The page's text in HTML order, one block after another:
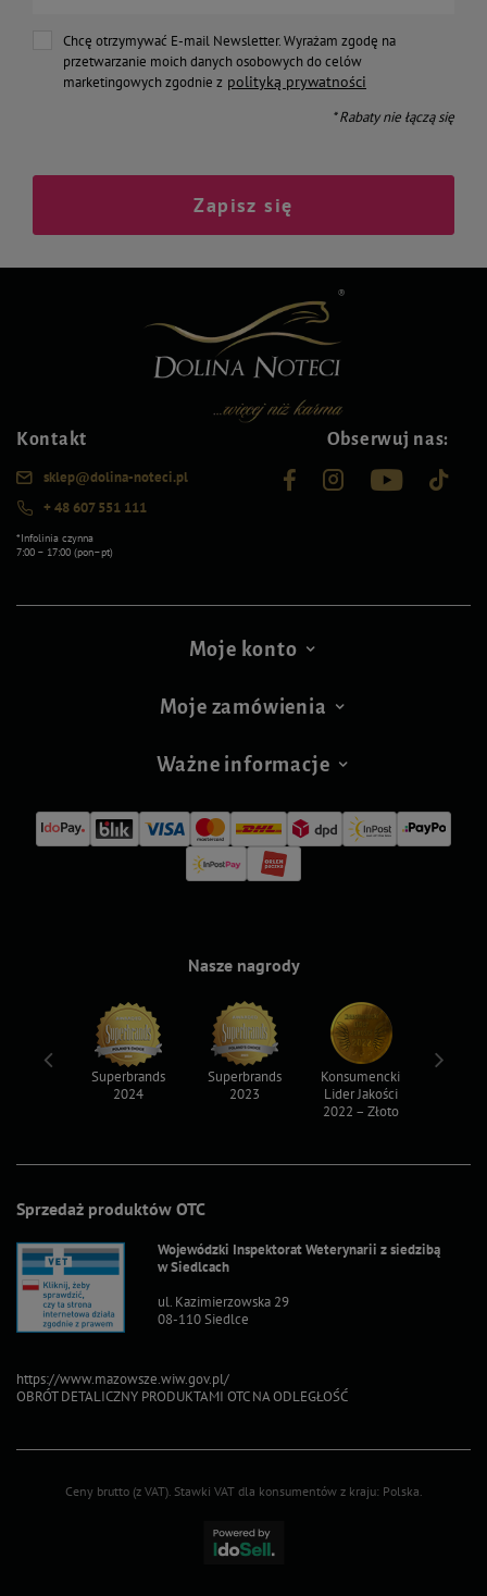
Chcę otrzymywać E-mail Newsletter. Wyrażam zgodę na
przetwarzanie moich danych osobowych do celów
marketingowych zgodnie z polityką prywatności
* Rabaty nie łączą się
Zapisz się
Kontakt
sklep@dolina-noteci.pl
+ 48 607 551 111
*Infolinia czynna
7:00 – 17:00 (pon–pt)
Obserwuj nas:
Moje konto
Moje zamówienia
Ważne informacje
Sprzedaż produktów OTC
Wojewódzki Inspektorat Weterynarii z siedzibą
w Siedlcach
ul. Kazimierzowska 29
08-110 Siedlce
https://www.mazowsze.wiw.gov.pl/
OBRÓT DETALICZNY PRODUKTAMI OTC NA ODLEGŁOŚĆ
Nasze nagrody
Superbrands
2024
Superbrands
2023
Konsumencki
Lider Jakości
2022 – Złoto
Ceny brutto (z VAT). Stawki VAT dla konsumentów z kraju: Polska.